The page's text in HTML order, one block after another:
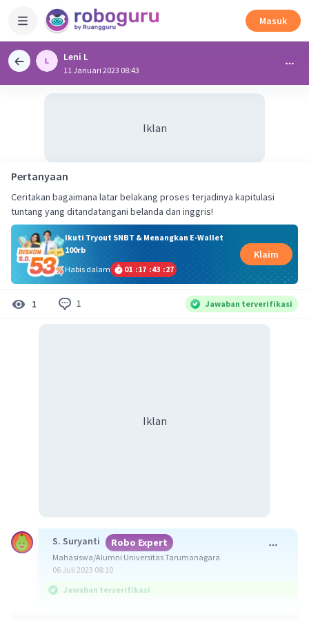
Masuk
Leni L
11 Januari 2023 08:43
Iklan
Pertanyaan
Ceritakan bagaimana latar belakang proses terjadinya kapitulasi
tuntang yang ditandatangani belanda dan inggris!
Ikuti Tryout SNBT & Menangkan E-Wallet
100rb
Habis dalam
01 :17 :43 :27
Klaim
1 1 Jawaban terverifikasi
Iklan
S. Suryanti Robo Expert
Mahasiswa/Alumni Universitas Tarumanagara
06 Juli 2023 08:10
Jawaban terverifikasi